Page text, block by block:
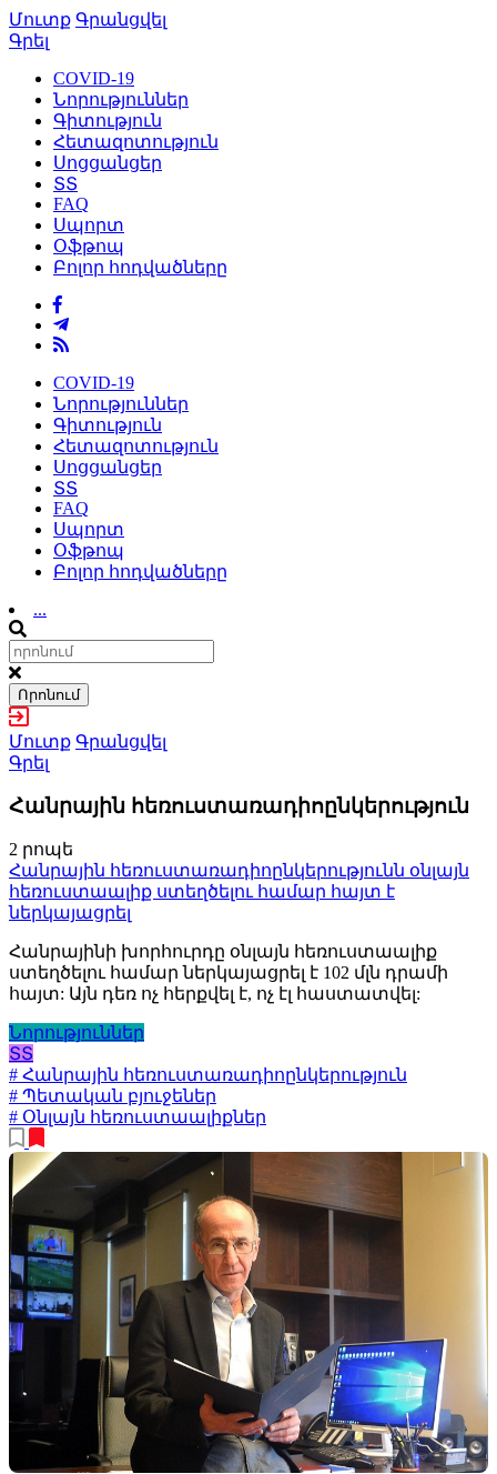
Մուտք Գրանցվել
Գրել
COVID-19
Նորություններ
Գիտություն
Հետազոտություն
Սոցցանցեր
ՏՏ
FAQ
Սպորտ
Օֆթոպ
Բոլոր հոդվածները
COVID-19
Նորություններ
Գիտություն
Հետազոտություն
Սոցցանցեր
ՏՏ
FAQ
Սպորտ
Օֆթոպ
Բոլոր հոդվածները
...
Որոնում
Մուտք Գրանցվել
Գրել
Հանրային հեռուստառադիոընկերություն
2 րոպե
Հանրային հեռուստառադիոընկերությունն օնլայն
հեռուստաալիք ստեղծելու համար հայտ է
ներկայացրել
Հանրայինի խորհուրդը օնլայն հեռուստաալիք
ստեղծելու համար ներկայացրել է 102 մլն դրամի
հայտ: Այն դեռ ոչ հերքվել է, ոչ էլ հաստատվել:
Նորություններ
ՏՏ
# Հանրային հեռուստառադիոընկերություն
# Պետական բյուջեներ
# Օնլայն հեռուստաալիքներ